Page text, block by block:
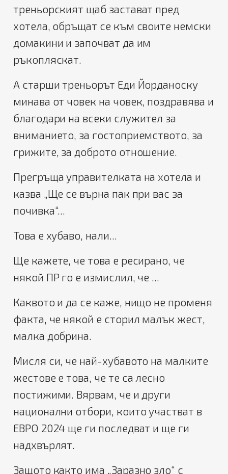
треньорският щаб застават пред
хотела, обръщат се към своите немски
домакини и започват да им
ръкопляскат.
А старши треньорът Еди Йорданоску
минава от човек на човек, поздравява и
благодари на всеки служител за
вниманието, за гостоприемството, за
грижите, за доброто отношение.
Прегръща управителката на хотела и
казва „Ще се върна пак при вас за
почивка“...
Това е хубаво, нали...
Ще кажете, че това е ресирано, че
някой ПР го е измислил, че ...
Каквото и да се каже, нищо не променя
факта, че някой е сторил малък жест,
малка добрина.
Мисля си, че най-хубавото на малките
жестове е това, че те са лесно
постижими. Вярвам, че и други
национални отбори, които участват в
ЕВРО 2024 ще ги последват и ще ги
надхвърлят.
Защото както има „Заразно зло“ с